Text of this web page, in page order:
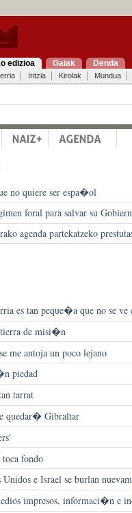
edizioa Gaiak Denda
Iritzia Kirolak Mundua
no quiere ser espa�ol
foral para salvar su
agenda partekatzeko
es tan peque�a que no se ve
de misi�n
me antoja un poco lejano
piedad
tarrat
quedar� Gibraltar
fondo
Unidos e Israel se burlan
impresos, informaci�n e